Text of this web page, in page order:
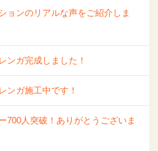
ョンのリアルな声をご紹介しま
ンガ完成しました！
ンガ施工中です！
700人突破！ありがとうございま